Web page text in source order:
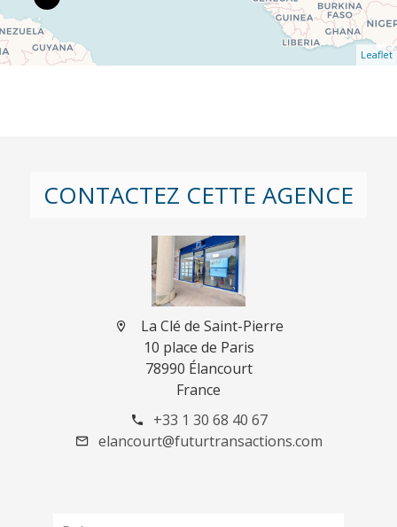
Leaflet
CONTACTEZ CETTE AGENCE
La Clé de Saint-Pierre
10 place de Paris
78990 Élancourt
France
+33 1 30 68 40 67
elancourt@futurtransactions.com